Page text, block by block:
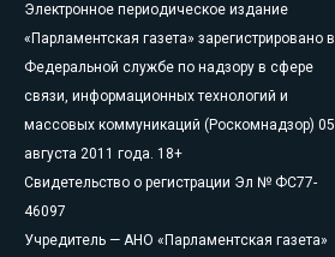
Электронное периодическое издание
«Парламентская газета» зарегистрировано в
Федеральной службе по надзору в сфере
связи, информационных технологий и
массовых коммуникаций (Роскомнадзор) 05
августа 2011 года. 18+
Свидетельство о регистрации Эл № ФС77-
46097
Учредитель — АНО «Парламентская газета»